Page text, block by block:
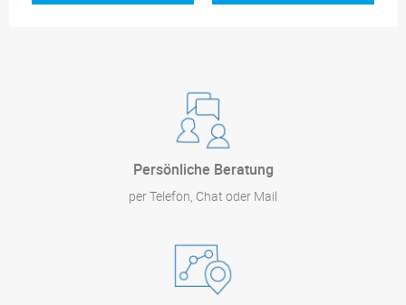
Persönliche Beratung
per Telefon, Chat oder Mail